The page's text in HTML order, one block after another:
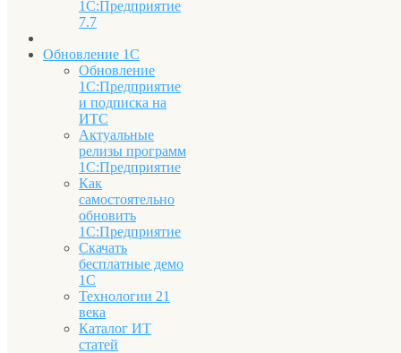
1С:Предприятие
7.7
Обновление 1С
Обновление
1С:Предприятие
и подписка на
ИТС
Актуальные
релизы программ
1С:Предприятие
Как
самостоятельно
обновить
1С:Предприятие
Скачать
бесплатные демо
1С
Технологии 21
века
Каталог ИТ
статей